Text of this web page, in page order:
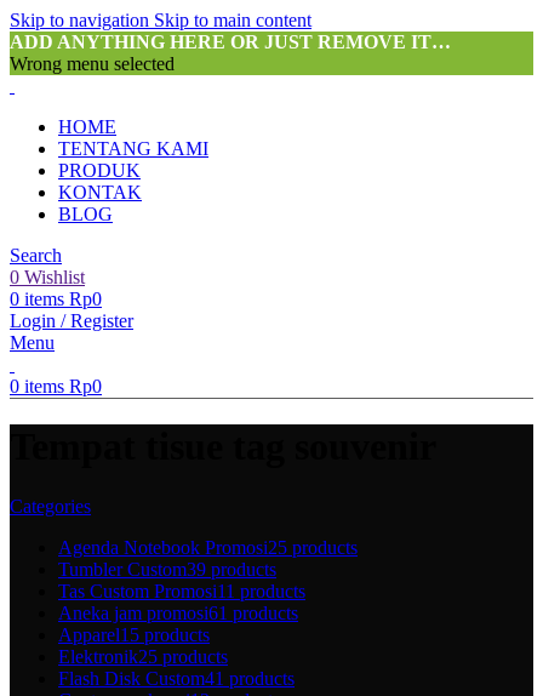
Skip to navigation Skip to main content
ADD ANYTHING HERE OR JUST REMOVE IT…
Wrong menu selected
HOME
TENTANG KAMI
PRODUK
KONTAK
BLOG
Search
0 Wishlist
0 items Rp0
Login / Register
Menu
0 items Rp0
Categories
Agenda Notebook Promosi25 products
Tumbler Custom39 products
Tas Custom Promosi11 products
Aneka jam promosi61 products
Apparel15 products
Elektronik25 products
Flash Disk Custom41 products